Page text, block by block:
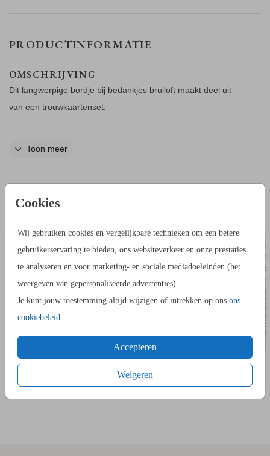
Cookies
Wij gebruiken cookies en vergelijkbare technieken om een betere
gebruikerservaring te bieden, ons websiteverkeer en onze prestaties
te analyseren en voor marketing- en sociale mediadoeleinden (het
weergeven van gepersonaliseerde advertenties).
Je kunt jouw toestemming altijd wijzigen of intrekken op ons ons
cookiebeleid
Accepteren
Weigeren
PRODUCTINFORMATIE
OMSCHRIJVING
Dit langwerpige bordje bij bedankjes bruiloft maakt deel uit
van een trouwkaartenset.
Toon meer
IN DEZELFDE STIJL KUN JE DIT OOK